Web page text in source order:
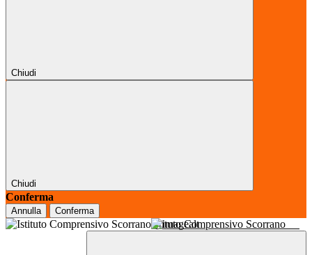
Chiudi
Chiudi
Conferma
Annulla Conferma
Istituto Comprensivo Scorrano